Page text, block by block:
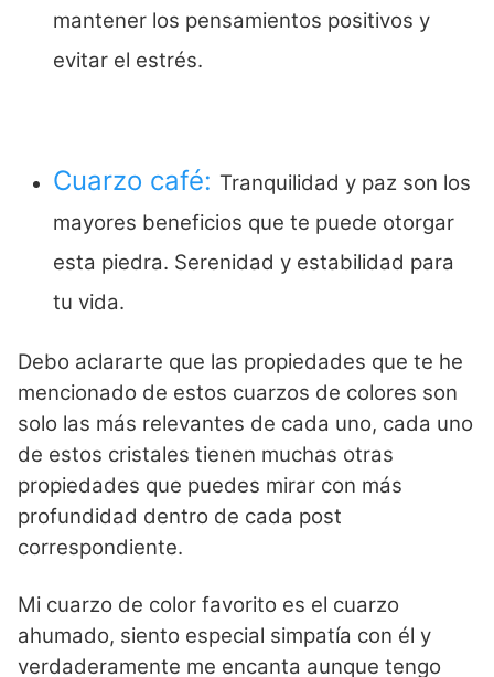
mantener los pensamientos positivos y
evitar el estrés.
Cuarzo café: Tranquilidad y paz son los
mayores beneficios que te puede otorgar
esta piedra. Serenidad y estabilidad para
tu vida.
Debo aclararte que las propiedades que te he
mencionado de estos cuarzos de colores son
solo las más relevantes de cada uno, cada uno
de estos cristales tienen muchas otras
propiedades que puedes mirar con más
profundidad dentro de cada post
correspondiente.
Mi cuarzo de color favorito es el cuarzo
ahumado, siento especial simpatía con él y
verdaderamente me encanta aunque tengo